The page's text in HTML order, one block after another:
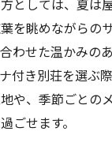
としては、夏は
を眺めながらの
わせた温かみの
付き別荘を選ぶ
や、季節ごとの
ごせます。